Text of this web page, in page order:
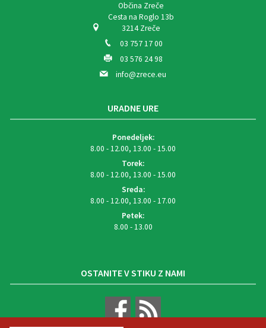
Občina Zreče
Cesta na Roglo 13b
3214 Zreče
03 757 17 00
03 576 24 98
info@zrece.eu
URADNE URE
Ponedeljek:
8.00 - 12.00, 13.00 - 15.00
Torek:
8.00 - 12.00, 13.00 - 15.00
Sreda:
8.00 - 12.00, 13.00 - 17.00
Petek:
8.00 - 13.00
OSTANITE V STIKU Z NAMI